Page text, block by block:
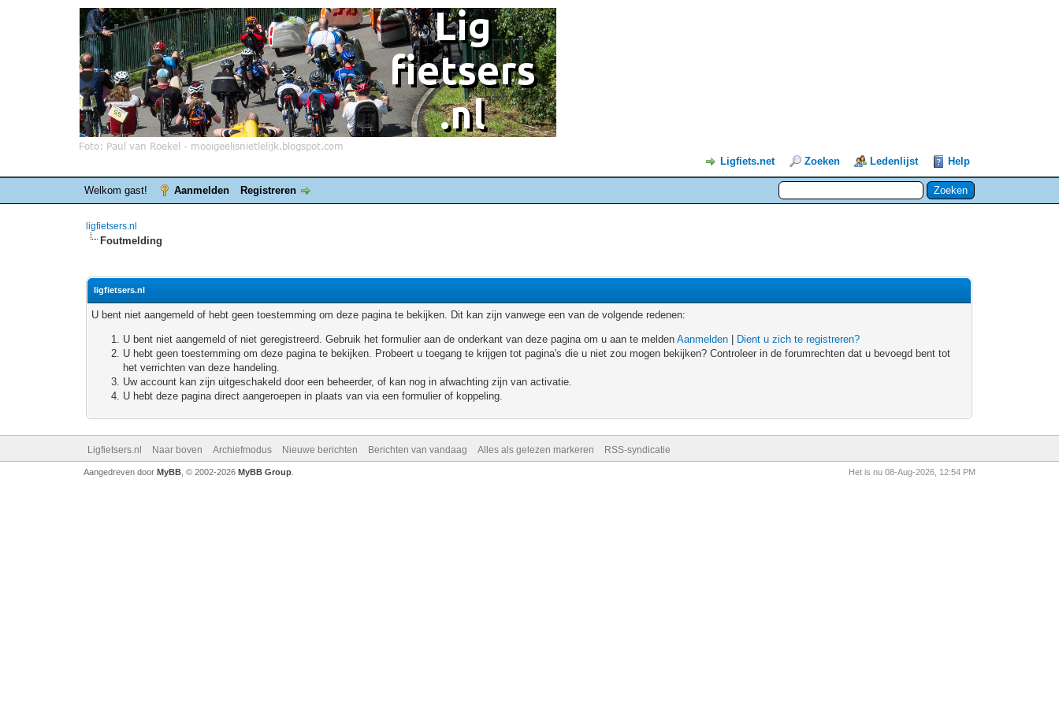
Ligfiets.net Zoeken Ledenlijst Help
Welkom gast! Aanmelden Registreren
ligfietsers.nl
Foutmelding
ligfietsers.nl
U bent niet aangemeld of hebt geen toestemming om deze pagina te bekijken. Dit kan zijn vanwege een van de volgende redenen:
U bent niet aangemeld of niet geregistreerd. Gebruik het formulier aan de onderkant van deze pagina om u aan te meldenAanmelden
Dient u zich te registreren?
U hebt geen toestemming om deze pagina te bekijken. Probeert u toegang te krijgen tot pagina's die u niet zou mogen bekijken? Controleer in de forumrechten dat u bevoegd bent tot
het verrichten van deze handeling.
Uw account kan zijn uitgeschakeld door een beheerder, of kan nog in afwachting zijn van activatie.
U hebt deze pagina direct aangeroepen in plaats van via een formulier of koppeling.
Ligfietsers.nl Naar boven Archiefmodus Nieuwe berichten Berichten van vandaag Alles als gelezen markeren RSS-syndicatie
Het is nu 08-Aug-2026, 12:54 PM
Aangedreven door MyBB, © 2002-2026 MyBB Group.